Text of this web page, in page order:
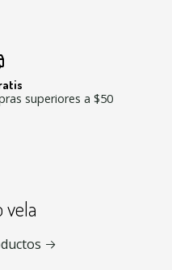
superiores a $50
vela